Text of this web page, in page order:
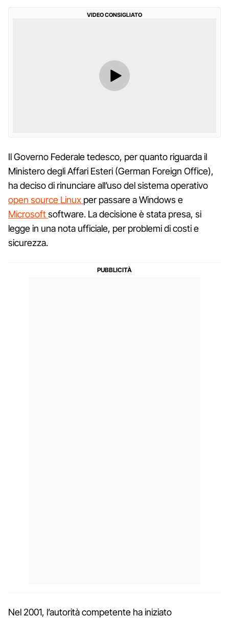
VIDEO CONSIGLIATO
Il Governo Federale tedesco, per quanto riguarda il
Ministero degli Affari Esteri (German Foreign Office),
ha deciso di rinunciare all’uso del sistema operativo
open source Linux per passare a Windows e
Microsoftsoftware. La decisione è stata presa, si
legge in una nota ufficiale, per problemi di costi e
sicurezza.
Nel 2001, l’autorità competente ha iniziato